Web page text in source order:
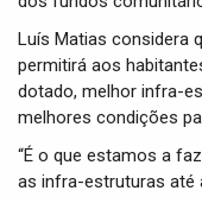
Luís Matias considera
permitirá aos
dotado, melhor infra-
melhores condições
“É o que estamos a
as infra-estruturas até